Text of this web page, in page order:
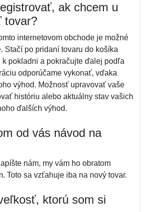
ak chcem u
tovar?
internetovom obchode je možné
Stačí po pridaní tovaru do košíka
pokladni a pokračujte ďalej podľa
odporúčame vykonať, vďaka
výhod. Možnosť upravovať vaše
históriu alebo aktuálny stav vašich
ďalších výhod.
od vás návod na
nám, my vám ho obratom
Toto sa vzťahuje iba na nový tovar.
ktorú som si